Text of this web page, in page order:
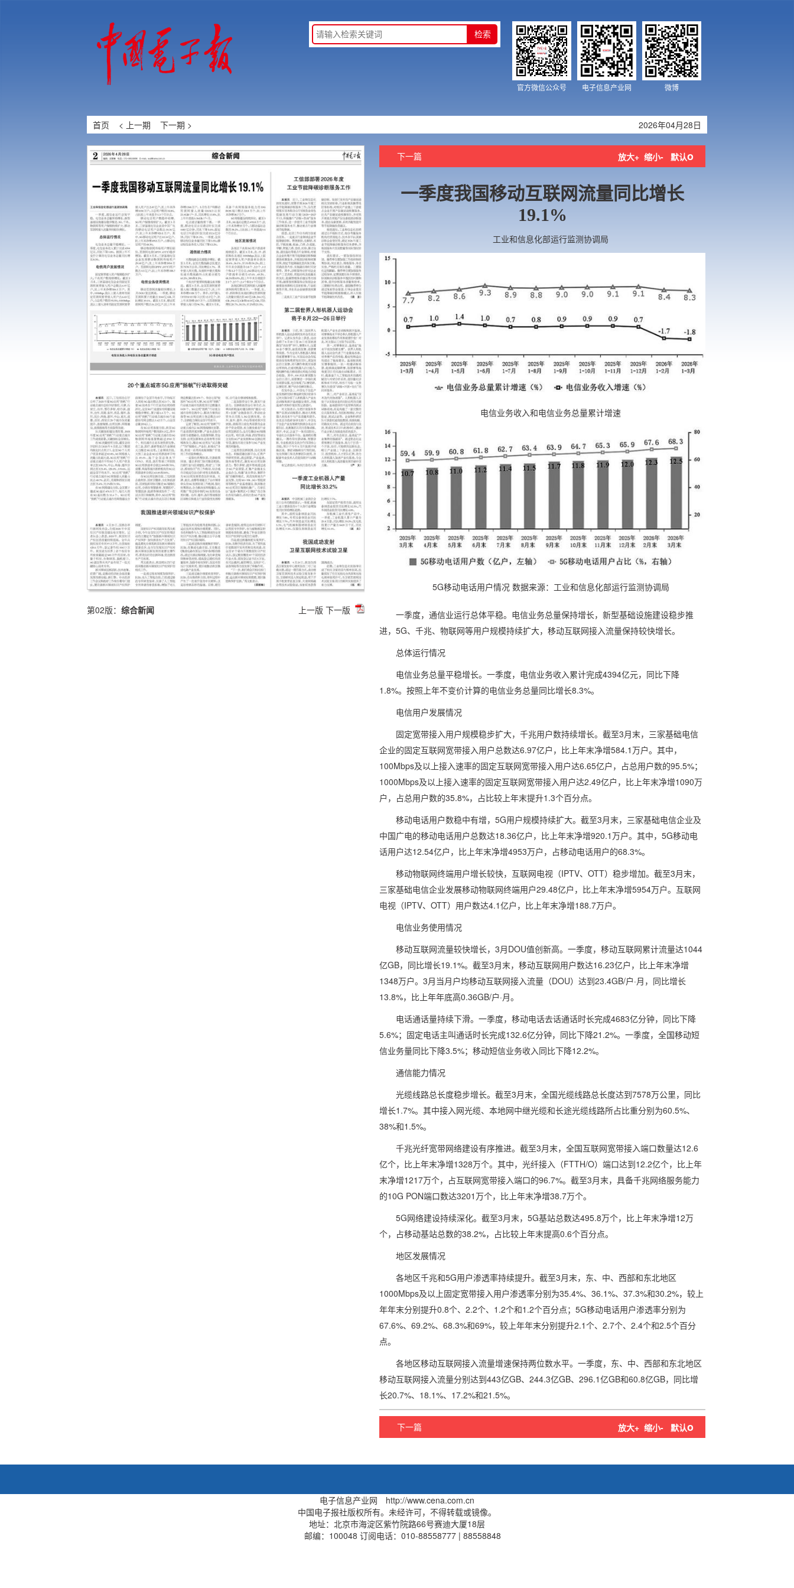
官方微信公众号 电子信息产业网 微博
首页 < 上一期 下一期 > 2026年04月28日
第02版： 综合新闻 上一版 下一版
下一篇 放大+ 缩小- 默认o
一季度我国移动互联网流量同比增长
19.1%
工业和信息化部运行监测协调局
电信业务收入和电信业务总量累计增速
5G移动电话用户情况 数据来源：工业和信息化部运行监测协调局
一季度，通信业运行总体平稳。电信业务总量保持增长，新型基础设施建设稳步推
进，5G、千兆、物联网等用户规模持续扩大，移动互联网接入流量保持较快增长。
总体运行情况
电信业务总量平稳增长。一季度，电信业务收入累计完成4394亿元，同比下降
1.8%。按照上年不变价计算的电信业务总量同比增长8.3%。
电信用户发展情况
固定宽带接入用户规模稳步扩大，千兆用户数持续增长。截至3月末，三家基础电信
企业的固定互联网宽带接入用户总数达6.97亿户，比上年末净增584.1万户。其中，
100Mbps及以上接入速率的固定互联网宽带接入用户达6.65亿户，占总用户数的95.5%；
1000Mbps及以上接入速率的固定互联网宽带接入用户达2.49亿户，比上年末净增1090万
户，占总用户数的35.8%，占比较上年末提升1.3个百分点。
移动电话用户数稳中有增，5G用户规模持续扩大。截至3月末，三家基础电信企业及
中国广电的移动电话用户总数达18.36亿户，比上年末净增920.1万户。其中，5G移动电
话用户达12.54亿户，比上年末净增4953万户，占移动电话用户的68.3%。
移动物联网终端用户增长较快，互联网电视（IPTV、OTT）稳步增加。截至3月末，
三家基础电信企业发展移动物联网终端用户29.48亿户，比上年末净增5954万户。互联网
电视（IPTV、OTT）用户数达4.1亿户，比上年末净增188.7万户。
电信业务使用情况
移动互联网流量较快增长，3月DOU值创新高。一季度，移动互联网累计流量达1044
亿GB，同比增长19.1%。截至3月末，移动互联网用户数达16.23亿户，比上年末净增
1348万户。3月当月户均移动互联网接入流量（DOU）达到23.4GB/户·月，同比增长
13.8%，比上年年底高0.36GB/户·月。
电话通话量持续下滑。一季度，移动电话去话通话时长完成4683亿分钟，同比下降
5.6%；固定电话主叫通话时长完成132.6亿分钟，同比下降21.2%。一季度，全国移动短
信业务量同比下降3.5%；移动短信业务收入同比下降12.2%。
通信能力情况
光缆线路总长度稳步增长。截至3月末，全国光缆线路总长度达到7578万公里，同比
增长1.7%。其中接入网光缆、本地网中继光缆和长途光缆线路所占比重分别为60.5%、
38%和1.5%。
千兆光纤宽带网络建设有序推进。截至3月末，全国互联网宽带接入端口数量达12.6
亿个，比上年末净增1328万个。其中，光纤接入（FTTH/O）端口达到12.2亿个，比上年
末净增1217万个，占互联网宽带接入端口的96.7%。截至3月末，具备千兆网络服务能力
的10G PON端口数达3201万个，比上年末净增38.7万个。
5G网络建设持续深化。截至3月末，5G基站总数达495.8万个，比上年末净增12万
个，占移动基站总数的38.2%，占比较上年末提高0.6个百分点。
地区发展情况
各地区千兆和5G用户渗透率持续提升。截至3月末，东、中、西部和东北地区
1000Mbps及以上固定宽带接入用户渗透率分别为35.4%、36.1%、37.3%和30.2%，较上
年年末分别提升0.8个、2.2个、1.2个和1.2个百分点；5G移动电话用户渗透率分别为
67.6%、69.2%、68.3%和69%，较上年年末分别提升2.1个、2.7个、2.4个和2.5个百分
点。
各地区移动互联网接入流量增速保持两位数水平。一季度，东、中、西部和东北地区
移动互联网接入流量分别达到443亿GB、244.3亿GB、296.1亿GB和60.8亿GB，同比增
长20.7%、18.1%、17.2%和21.5%。
下一篇 放大+ 缩小- 默认o
电子信息产业网 http://www.cena.com.cn
中国电子报社版权所有。未经许可，不得转载或镜像。
地址：北京市海淀区紫竹院路66号赛迪大厦18层
邮编：100048 订阅电话：010-88558777 | 88558848